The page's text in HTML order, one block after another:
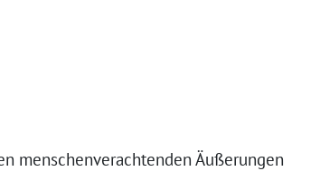
menschenverachtenden Äußerungen